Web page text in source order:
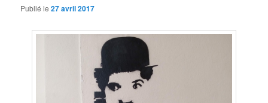
Publié le27 avril 2017